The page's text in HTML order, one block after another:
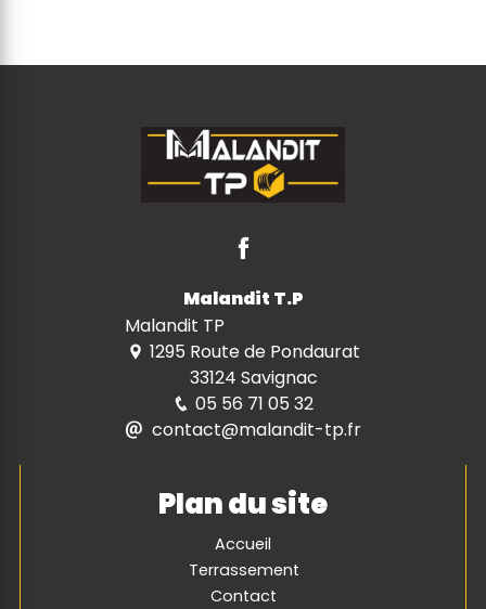
Malandit T.P
Malandit TP
1295 Route de Pondaurat
33124 Savignac
05 56 71 05 32
contact@malandit-tp.fr
Plan du site
Accueil
Terrassement
Contact